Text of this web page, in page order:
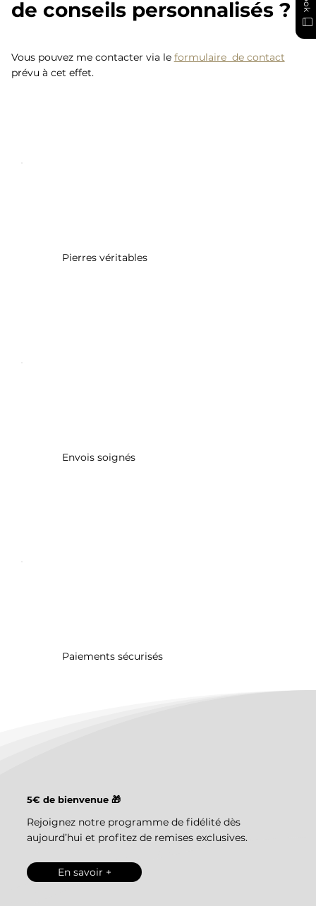
de conseils personnalisés ?
Vous pouvez me contacter via le formulaire de contact
prévu à cet effet.
Pierres véritables
Envois soignés
Paiements sécurisés
5€ de bienvenue 🎁
Rejoignez notre programme de fidélité dès
aujourd’hui et profitez de remises exclusives.
En savoir +